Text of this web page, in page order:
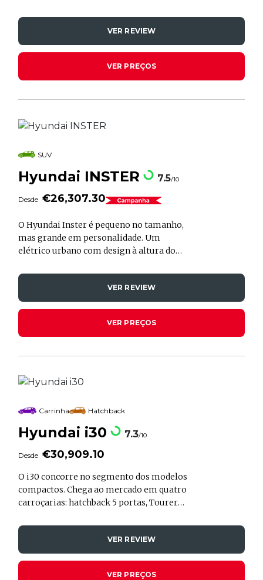
segurança e conectividade, o Hyundai
Bayon responde à crescente popularidade
dos SUVs em todo o globo.
VER REVIEW
VER PREÇOS
SUV
Hyundai INSTER 7.5/10
Desde €26,307.30
O Hyundai Inster é pequeno no tamanho,
mas grande em personalidade. Um
elétrico urbano com design à altura do
pouco irreverente. Reveste-te nestas
características? Então, por 24.905,60€,
este pode ser o carro ideal para ti, com 97
cv e até 327 km de autonomia. Ainda
assim, o Inster não está sozinho neste
acompanhar de modelos como o Dacia
e o BYD Dolphin Surf. No meio destes
citadino elétrico.
VER REVIEW
VER PREÇOS
Carrinha Hatchback
Hyundai i30 7.3/10
Desde €30,909.10
O i30 concorre no segmento dos modelos
compactos. Chega ao mercado em quatro
carroçarias: hatchback 5 portas, Tourer
desportiva). São quatro as motorizações
disponíveis: 1.0 (120cv), 1.4 (140cv), 1.6 (110
ou 136cv) e 2.0 (250 ou 275cv). Os valores
de comercialização iniciam-se nos
VER REVIEW
VER PREÇOS